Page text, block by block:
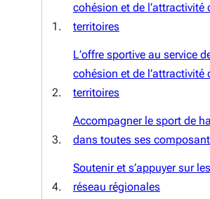
cohésion et de l’attractivité
territoires
L’offre sportive au service
cohésion et de l’attractivité
territoires
Accompagner le sport de
dans toutes ses
Soutenir et s’appuyer sur
réseau régionales